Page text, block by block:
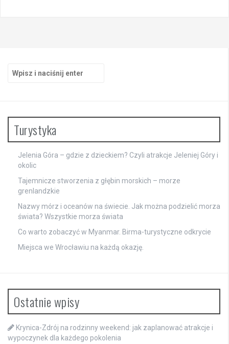
Szukaj:
Turystyka
Jelenia Góra – gdzie z dzieckiem? Czyli atrakcje Jeleniej Góry i
okolic
Tajemnicze stworzenia z głębin morskich – morze
grenlandzkie
Nazwy mórz i oceanów na świecie. Jak można podzielić morza
świata? Wszystkie morza świata
Co warto zobaczyć w Myanmar. Birma-turystyczne odkrycie
Miejsca we Wrocławiu na każdą okazję.
Ostatnie wpisy
Krynica-Zdrój na rodzinny weekend: jak zaplanować atrakcje i
wypoczynek dla każdego pokolenia